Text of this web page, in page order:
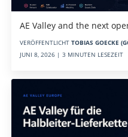
AE Valley and the next
VERÖFFENTLICHT TOBIAS GOECKE
JUNI 8, 2026 | 3 MINUTEN LESEZEIT